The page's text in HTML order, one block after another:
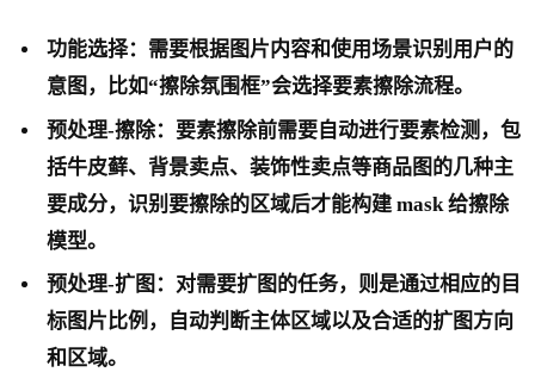
功能选择：需要根据图片内容和使用场景识别用户的
意图，比如“擦除氛围框”会选择要素擦除流程。
预处理-擦除：要素擦除前需要自动进行要素检测，包
括牛皮藓、背景卖点、装饰性卖点等商品图的几种主
要成分，识别要擦除的区域后才能构建 mask 给擦除
模型。
预处理-扩图：对需要扩图的任务，则是通过相应的目
标图片比例，自动判断主体区域以及合适的扩图方向
和区域。